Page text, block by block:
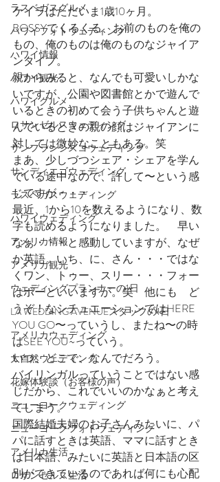
ラスベガスグルメ
ハワイフォトウェディング
ハワイ情報
ハワイ観光
ハワイグルメ
ロサンゼルスウェディング
サンフランシスコウェディング
サンディエゴウェディング
ラスベガスウェディング
ハワイウェディング
アメリカ情報
アメリカ観光
ウェディングプランナーの1日
LA WEDDING AVENUEスタッフの1日
アメリカウェディング
大自然ウェディング
花嫁体験談（お客様の声）
ニューヨークウェディング
ニューヨークフォトウェディング
アメリカ生活
ロサンゼルス生活
ケイラはただいま1歳10ヶ月。
BOSSYでくるくる、お前のものを俺の
もの、俺のものは俺のものなジャイア
ンタイプ。
親からみると、なんでも可愛いしかな
いですが、公園や図書館とかで遊んで
いるときの初めて会う子供ちゃんと遊
んでいるときの親の顔はジャイアンに
対しては微妙なこともある。笑
まあ、少しづつシェア・シェアを学ん
でいる途中なので、許して〜という感
じですが・・・
最近、1から10を数えるようになり、数
字も読めるようになりました。　早い
なぁ・・・と感動していますが、なぜ
か英語。いち、に、さん・・・ではな
くワン、トゥー、スリー・・・フォー
はポーといいますが。笑　他にも　ど
うぞ！なシチュエーションではHERE
YOU GO〜っていうし、またね〜の時
はSEE YOU~っていう。
いつ、どこで、なんでだろう。
バイリンガルっていうことではない感
じだから、これでいいのかなぁと考え
てしまう。
国際結婚夫婦のお子さんみたいに、パ
パに話すときは英語、ママに話すとき
は日本語、みたいに英語と日本語の区
別ができているのであれば何にも心配